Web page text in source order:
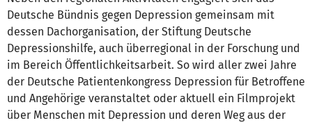
Deutsche Bündnis gegen Depression gemeinsam mit
dessen Dachorganisation, der Stiftung Deutsche
Depressionshilfe, auch überregional in der Forschung und
im Bereich Öffentlichkeitsarbeit. So wird aller zwei Jahre
der Deutsche Patientenkongress Depression für Betroffene
und Angehörige veranstaltet oder aktuell ein Filmprojekt
über Menschen mit Depression und deren Weg aus der